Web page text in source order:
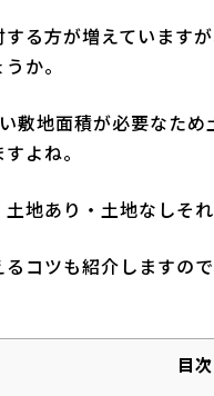
る方が増えています
か。
敷地面積が必要なた
よね。
地あり・土地なしそ
コツも紹介しますの
目次